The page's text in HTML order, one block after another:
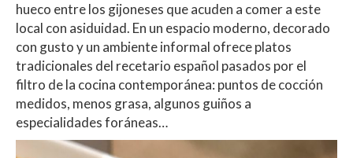
hueco entre los gijoneses que acuden a comer a este
local con asiduidad. En un espacio moderno, decorado
con gusto y un ambiente informal ofrece platos
tradicionales del recetario español pasados por el
filtro de la cocina contemporánea: puntos de cocción
medidos, menos grasa, algunos guiños a
especialidades foráneas…